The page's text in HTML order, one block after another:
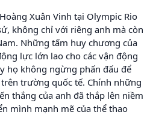
Xuân Vinh tại Olympic Rio
không chỉ với riêng anh mà còn
Những tấm huy chương của
lực lớn lao cho các vận động
họ không ngừng phấn đấu để
trường quốc tế. Chính những
thắng của anh đã thắp lên niềm
mình mạnh mẽ của thể thao